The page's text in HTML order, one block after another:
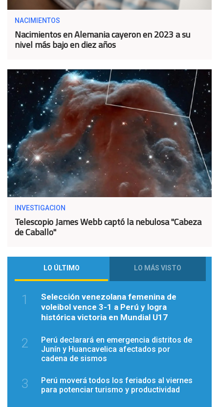
NACIMIENTOS
Nacimientos en Alemania cayeron en 2023 a su
nivel más bajo en diez años
INVESTIGACION
Telescopio James Webb captó la nebulosa "Cabeza
de Caballo"
LO ÚLTIMO LO MÁS VISTO
1
Selección venezolana femenina de
voleibol vence 3-1 a Perú y logra
histórica victoria en Mundial U17
2
Perú declarará en emergencia distritos de
Junín y Huancavelica afectados por
cadena de sismos
3
Perú moverá todos los feriados al viernes
para potenciar turismo y productividad